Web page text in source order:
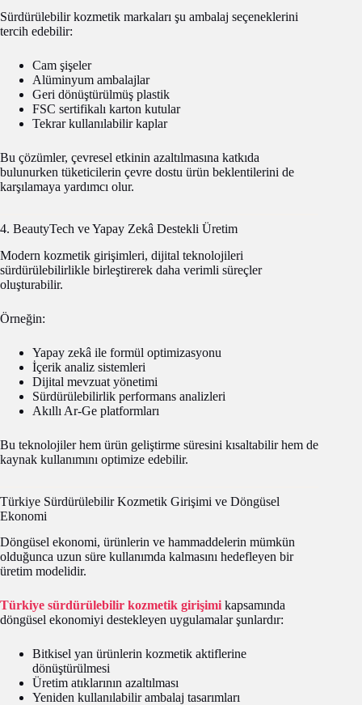
Sürdürülebilir kozmetik markaları şu ambalaj seçeneklerini
tercih edebilir:
Cam şişeler
Alüminyum ambalajlar
Geri dönüştürülmüş plastik
FSC sertifikalı karton kutular
Tekrar kullanılabilir kaplar
Bu çözümler, çevresel etkinin azaltılmasına katkıda
bulunurken tüketicilerin çevre dostu ürün beklentilerini de
karşılamaya yardımcı olur.
4. BeautyTech ve Yapay Zekâ Destekli Üretim
Modern kozmetik girişimleri, dijital teknolojileri
sürdürülebilirlikle birleştirerek daha verimli süreçler
oluşturabilir.
Örneğin:
Yapay zekâ ile formül optimizasyonu
İçerik analiz sistemleri
Dijital mevzuat yönetimi
Sürdürülebilirlik performans analizleri
Akıllı Ar-Ge platformları
Bu teknolojiler hem ürün geliştirme süresini kısaltabilir hem de
kaynak kullanımını optimize edebilir.
Türkiye Sürdürülebilir Kozmetik Girişimi ve Döngüsel
Ekonomi
Döngüsel ekonomi, ürünlerin ve hammaddelerin mümkün
olduğunca uzun süre kullanımda kalmasını hedefleyen bir
üretim modelidir.
Türkiye sürdürülebilir kozmetik girişimikapsamında
döngüsel ekonomiyi destekleyen uygulamalar şunlardır:
Bitkisel yan ürünlerin kozmetik aktiflerine
dönüştürülmesi
Üretim atıklarının azaltılması
Yeniden kullanılabilir ambalaj tasarımları